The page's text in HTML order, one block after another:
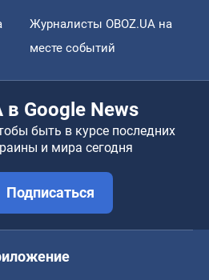
Журналисты OBOZ.UA на
месте событий
в Google News
быть в курсе последних
и мира сегодня
Подписаться